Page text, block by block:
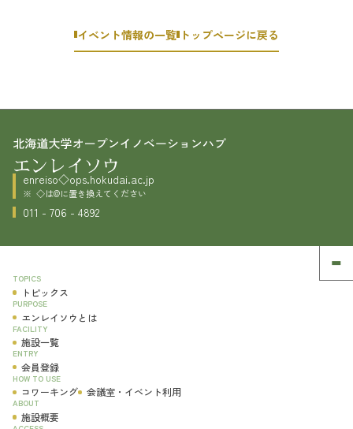
イベント情報の一覧トップページに戻る
enreiso◇ops.hokudai.ac.jp
◇は@に置き換えてください
011 - 706 - 4892
TOPICS
トピックス
PURPOSE
エンレイソウとは
FACILITY
施設一覧
ENTRY
会員登録
HOW TO USE
コワーキング 会議室・イベント利用
ABOUT
施設概要